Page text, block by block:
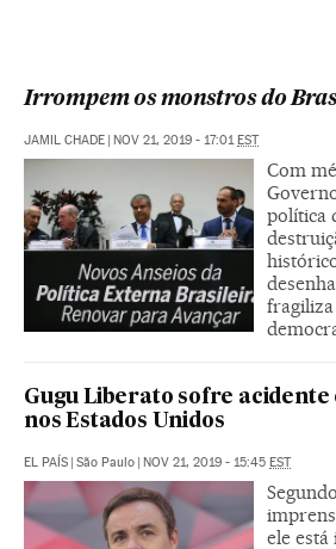
Irrompem os monstros do
JAMIL CHADE | NOV 21, 2019 - 17:01EST
Com
política
Gugu Liberato sofre acidente
nos Estados Unidos
EL PAÍS | São Paulo | NOV 21, 2019 - 15:45 EST
ele